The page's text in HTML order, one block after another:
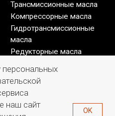
персональных
наш сайт
OK